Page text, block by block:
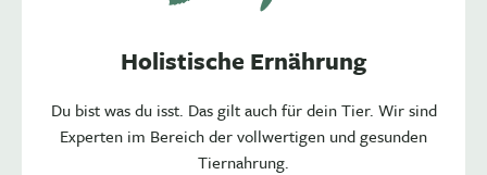
Holistische Ernährung
Du bist was du isst. Das gilt auch für dein Tier. Wir sind
Experten im Bereich der vollwertigen und gesunden
Tiernahrung.